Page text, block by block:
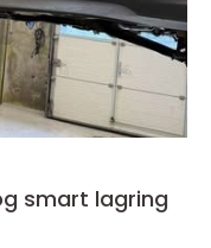
smart lagring